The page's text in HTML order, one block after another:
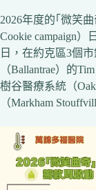
2026年度的｢微笑
Cookie campaign
日，在約克區3個
（Ballantrae）的
樹谷醫療系統（
（Markham